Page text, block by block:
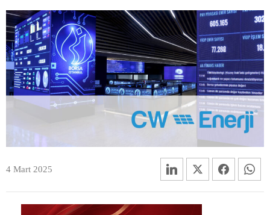
4 Mart 2025